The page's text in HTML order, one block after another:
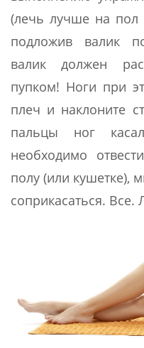
(лечь лучше на пол
подложив валик
валик должен
пупком! Ноги при
плеч и наклоните
пальцы ног
необходимо
полу (или кушетке),
соприкасаться.